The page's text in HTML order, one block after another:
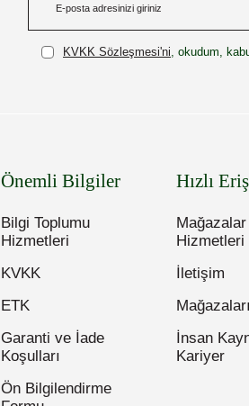
KVKK Sözleşmesi'ni , okudum,
Önemli Bilgiler
Bilgi Toplumu
Hizmetleri
KVKK
ETK
Garanti ve İade
Koşulları
Ön Bilgilendirme
Hızlı
Hizmetleri
İletişim
İnsan
Kariyer